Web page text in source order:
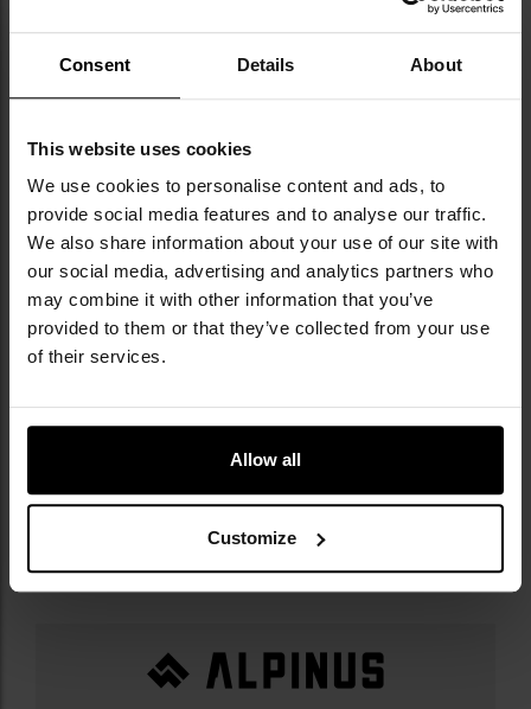
Consent Details About
This website uses cookies
We use cookies to personalise content and ads, to
provide social media features and to analyse our traffic.
We also share information about your use of our site with
our social media, advertising and analytics partners who
may combine it with other information that you’ve
provided to them or that they’ve collected from your use
of their services.
Allow all
Customize
КЛЮЧОВІ ХАРАКТЕРИСТИКИ
виготовлені з поєднання бавовни, еластану та
поліамідних волокон
анатомічний крій забезпечує прилягання до
форми стопи
Інформація про виробника та техніку безпеки